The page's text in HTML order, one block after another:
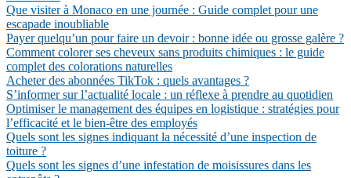
Que visiter à Monaco en une journée : Guide complet pour une
escapade inoubliable
Payer quelqu’un pour faire un devoir : bonne idée ou grosse galère ?
Comment colorer ses cheveux sans produits chimiques : le guide
complet des colorations naturelles
Acheter des abonnées TikTok : quels avantages ?
S’informer sur l’actualité locale : un réflexe à prendre au quotidien
Optimiser le management des équipes en logistique : stratégies pour
l’efficacité et le bien-être des employés
Quels sont les signes indiquant la nécessité d’une inspection de
toiture ?
Quels sont les signes d’une infestation de moisissures dans les